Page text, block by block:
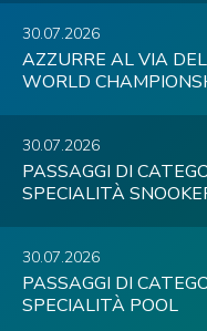
30.07.2026
AZZURRE AL VIA
WORLD
30.07.2026
PASSAGGI DI
SPECIALITÀ
30.07.2026
PASSAGGI DI
SPECIALITÀ POOL